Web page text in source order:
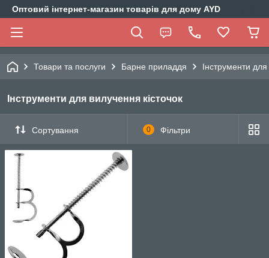
Оптовий інтернет-магазин товарів для дому AYD
Товари та послуги Барне приладдя Інструменти для
Інструменти для вилучення кісточок
Сортування 0 Фільтри